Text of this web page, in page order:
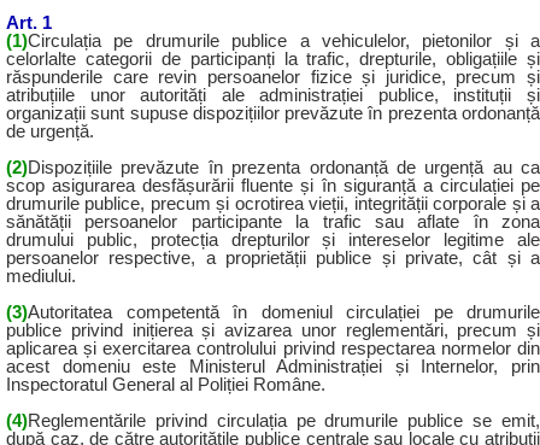
Art. 1
(1)Circulația pe drumurile publice a vehiculelor, pietonilor și a
celorlalte categorii de participanți la trafic, drepturile, obligațiile și
răspunderile care revin persoanelor fizice și juridice, precum și
atribuțiile unor autorități ale administrației publice, instituții și
organizații sunt supuse dispozițiilor prevăzute în prezenta ordonanță
de urgență.
(2)Dispozițiile prevăzute în prezenta ordonanță de urgență au ca
scop asigurarea desfășurării fluente și în siguranță a circulației pe
drumurile publice, precum și ocrotirea vieții, integrității corporale și a
sănătății persoanelor participante la trafic sau aflate în zona
drumului public, protecția drepturilor și intereselor legitime ale
persoanelor respective, a proprietății publice și private, cât și a
mediului.
(3)Autoritatea competentă în domeniul circulației pe drumurile
publice privind inițierea și avizarea unor reglementări, precum și
aplicarea și exercitarea controlului privind respectarea normelor din
acest domeniu este Ministerul Administrației și Internelor, prin
Inspectoratul General al Poliției Române.
(4)Reglementările privind circulația pe drumurile publice se emit,
după caz, de către autoritățile publice centrale sau locale cu atribuții